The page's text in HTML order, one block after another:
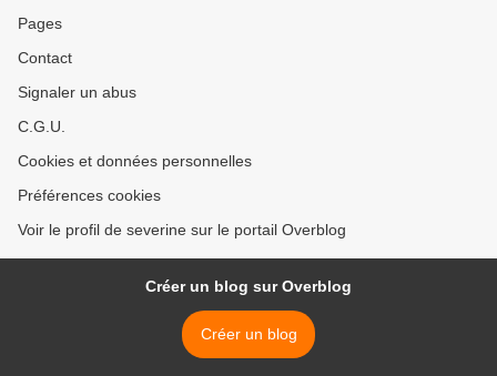
Pages
Contact
Signaler un abus
C.G.U.
Cookies et données personnelles
Préférences cookies
Voir le profil de severine sur le portail Overblog
Créer un blog sur Overblog
Créer un blog